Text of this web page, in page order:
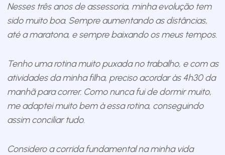
Nesses três anos de assessoria, minha evolução tem
sido muito boa. Sempre aumentando as distâncias,
até a maratona, e sempre baixando os meus tempos.
Tenho uma rotina muito puxada no trabalho, e com as
atividades da minha filha, preciso acordar às 4h30 da
manhã para correr. Como nunca fui de dormir muito,
me adaptei muito bem à essa rotina, conseguindo
assim conciliar tudo.
Considero a corrida fundamental na minha vida